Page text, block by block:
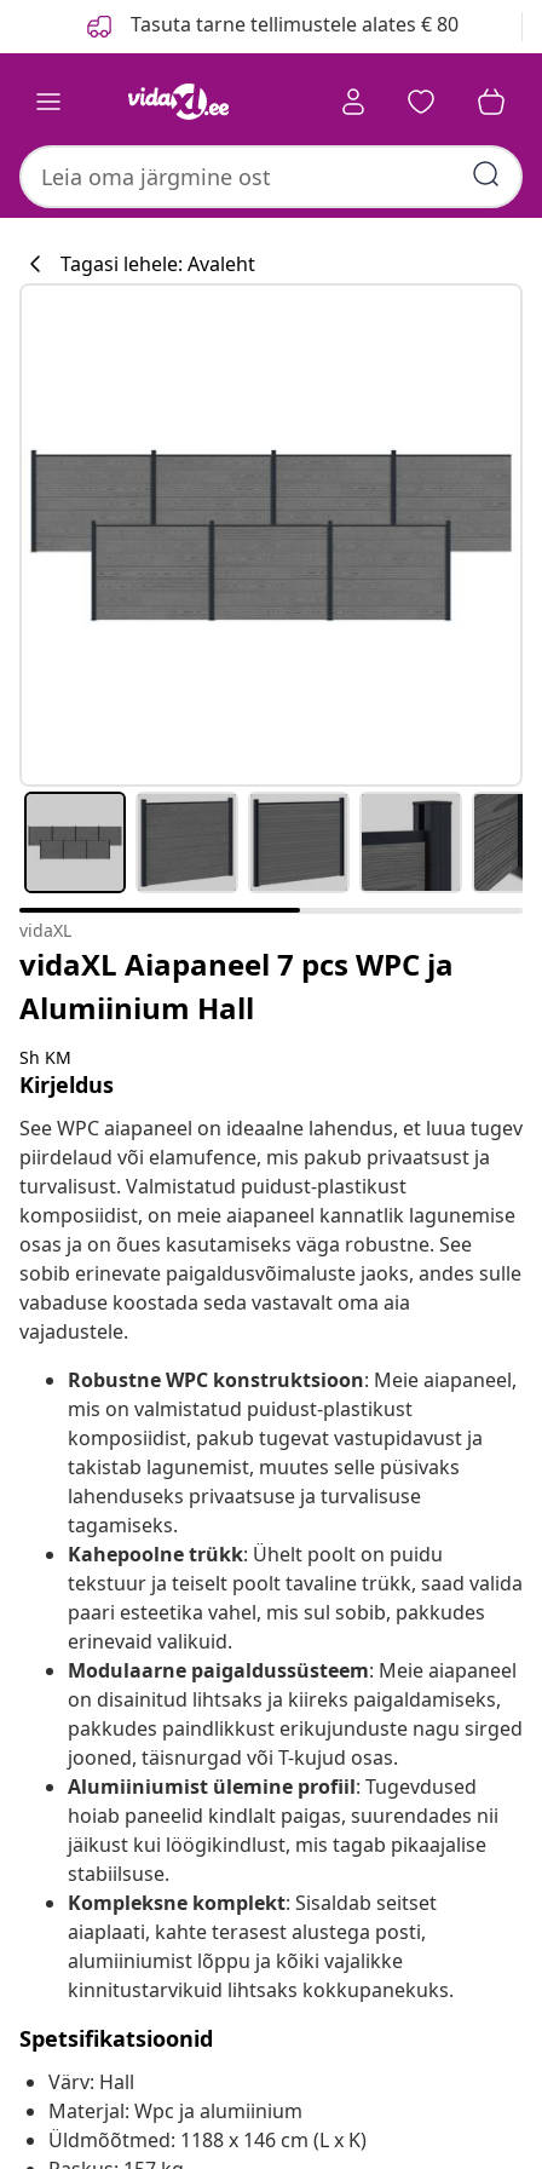
Tasuta tarne tellimustele alates € 80
#sharemevidaxl
Tagasi lehele: Avaleht
vidaXL
vidaXL Aiapaneel 7 pcs WPC ja
Alumiinium Hall
Sh KM
Kirjeldus
See WPC aiapaneel on ideaalne lahendus, et luua tugev
piirdelaud või elamufence, mis pakub privaatsust ja
turvalisust. Valmistatud puidust-plastikust
komposiidist, on meie aiapaneel kannatlik lagunemise
osas ja on õues kasutamiseks väga robustne. See
sobib erinevate paigaldusvõimaluste jaoks, andes sulle
vabaduse koostada seda vastavalt oma aia
vajadustele.
Robustne WPC konstruktsioon: Meie aiapaneel,
mis on valmistatud puidust-plastikust
komposiidist, pakub tugevat vastupidavust ja
takistab lagunemist, muutes selle püsivaks
lahenduseks privaatsuse ja turvalisuse
tagamiseks.
Kahepoolne trükk: Ühelt poolt on puidu
tekstuur ja teiselt poolt tavaline trükk, saad valida
paari esteetika vahel, mis sul sobib, pakkudes
erinevaid valikuid.
Modulaarne paigaldussüsteem: Meie aiapaneel
on disainitud lihtsaks ja kiireks paigaldamiseks,
pakkudes paindlikkust erikujunduste nagu sirged
jooned, täisnurgad või T-kujud osas.
Alumiiniumist ülemine profiil: Tugevdused
hoiab paneelid kindlalt paigas, suurendades nii
jäikust kui löögikindlust, mis tagab pikaajalise
stabiilsuse.
Kompleksne komplekt: Sisaldab seitset
aiaplaati, kahte terasest alustega posti,
alumiiniumist lõppu ja kõiki vajalikke
kinnitustarvikuid lihtsaks kokkupanekuks.
Spetsifikatsioonid
Värv: Hall
Materjal: Wpc ja alumiinium
Üldmõõtmed: 1188 x 146 cm (L x K)